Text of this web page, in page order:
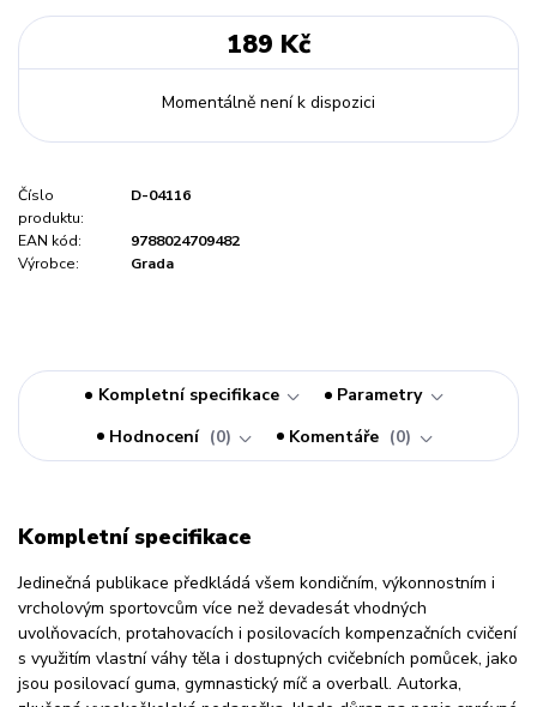
189 Kč
Momentálně není k dispozici
Číslo
produktu:
D-04116
EAN kód:
9788024709482
Výrobce:
Grada
Kompletní specifikace
Parametry
Hodnocení
0 Komentáře 0
Kompletní specifikace
Jedinečná publikace předkládá všem kondičním, výkonnostním i
vrcholovým sportovcům více než devadesát vhodných
uvolňovacích, protahovacích i posilovacích kompenzačních cvičení
s využitím vlastní váhy těla i dostupných cvičebních pomůcek, jako
jsou posilovací guma, gymnastický míč a overball. Autorka,